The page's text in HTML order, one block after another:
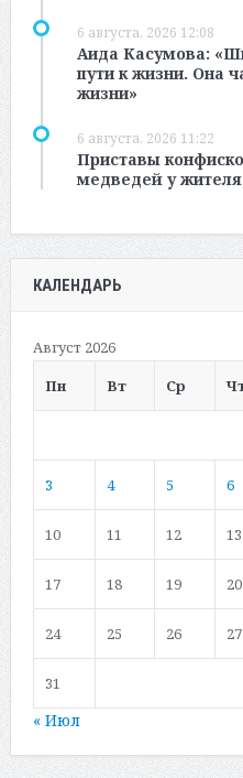
6 августа, 2026 12:08
Аида Касумова:
пути к жизни. Она
жизни»
6 августа, 2026 11:22
Приставы
медведей у
КАЛЕНДАРЬ
Август 2026
Пн
Вт Ср
3 4 5 6
10 11 12 13
17 18 19 20
24 25 26 27
31
« Июл